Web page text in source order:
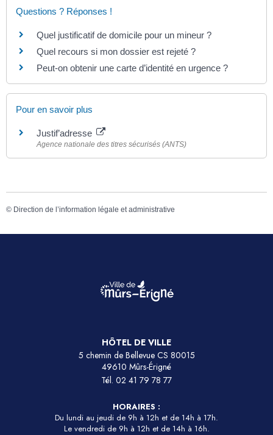
Questions ? Réponses !
Quel justificatif de domicile pour un mineur ?
Quel recours si mon dossier est rejeté ?
Peut-on obtenir une carte d’identité en urgence ?
Pour en savoir plus
Justif’adresse
Agence nationale des titres sécurisés (ANTS)
© Direction de l’information légale et administrative
HÔTEL DE VILLE
5 chemin de Bellevue CS 80015
49610 Mûrs-Érigné
Tél. 02 41 79 78 77
HORAIRES :
Du lundi au jeudi de 9h à 12h et de 14h à 17h.
Le vendredi de 9h à 12h et de 14h à 16h.